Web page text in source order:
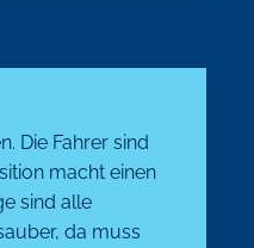
Die Fahrer sind
macht einen
sind alle
da muss